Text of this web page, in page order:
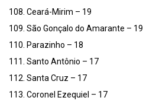
108. Ceará-Mirim – 19
109. São Gonçalo do Amarante – 19
110. Parazinho – 18
111. Santo Antônio – 17
112. Santa Cruz – 17
113. Coronel Ezequiel – 17